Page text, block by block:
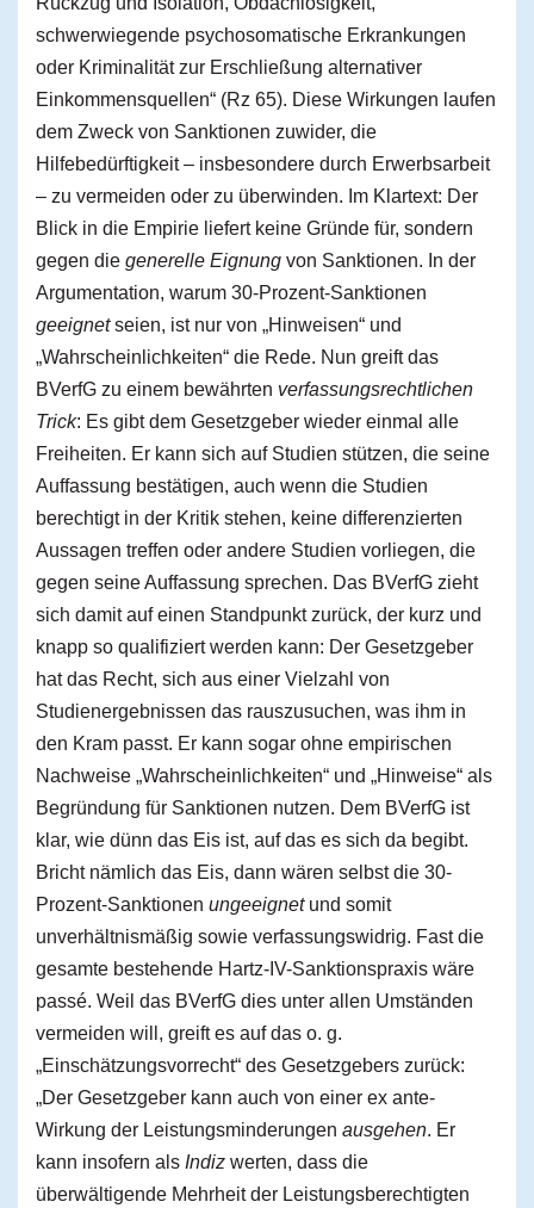
schwerwiegende psychosomatische Erkrankungen
oder Kriminalität zur Erschließung alternativer
Einkommensquellen“ (Rz 65). Diese Wirkungen laufen
dem Zweck von Sanktionen zuwider, die
Hilfebedürftigkeit – insbesondere durch Erwerbsarbeit
– zu vermeiden oder zu überwinden. Im Klartext: Der
Blick in die Empirie liefert keine Gründe für, sondern
gegen die generelle Eignung von Sanktionen. In der
Argumentation, warum 30-Prozent-Sanktionen
geeignetseien, ist nur von „Hinweisen“ und
„Wahrscheinlichkeiten“ die Rede. Nun greift das
BVerfG zu einem bewährten verfassungsrechtlichen
Trick: Es gibt dem Gesetzgeber wieder einmal alle
Freiheiten. Er kann sich auf Studien stützen, die seine
Auffassung bestätigen, auch wenn die Studien
berechtigt in der Kritik stehen, keine differenzierten
Aussagen treffen oder andere Studien vorliegen, die
gegen seine Auffassung sprechen. Das BVerfG zieht
sich damit auf einen Standpunkt zurück, der kurz und
knapp so qualifiziert werden kann: Der Gesetzgeber
hat das Recht, sich aus einer Vielzahl von
Studienergebnissen das rauszusuchen, was ihm in
den Kram passt. Er kann sogar ohne empirischen
Nachweise „Wahrscheinlichkeiten“ und „Hinweise“ als
Begründung für Sanktionen nutzen. Dem BVerfG ist
klar, wie dünn das Eis ist, auf das es sich da begibt.
Bricht nämlich das Eis, dann wären selbst die 30-
Prozent-Sanktionen ungeeignet und somit
unverhältnismäßig sowie verfassungswidrig. Fast die
gesamte bestehende Hartz-IV-Sanktionspraxis wäre
passé. Weil das BVerfG dies unter allen Umständen
vermeiden will, greift es auf das o. g.
„Einschätzungsvorrecht“ des Gesetzgebers zurück:
„Der Gesetzgeber kann auch von einer ex ante-
Wirkung der Leistungsminderungen ausgehen. Er
kann insofern als Indizwerten, dass die
überwältigende Mehrheit der Leistungsberechtigten